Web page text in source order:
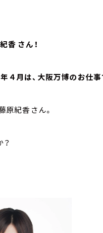
香 さん！
月は、大阪万博のお仕事
紀香さん。